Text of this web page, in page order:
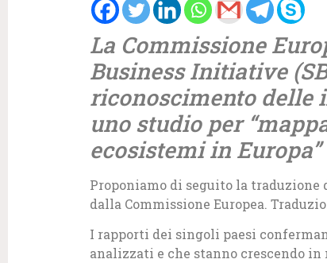
La Commissione
Business Initiative
riconoscimento delle
uno studio per
ecosistemi in Europa”
Proponiamo di seguito la traduzione
dalla Commissione Europea.
I rapporti dei singoli paesi
analizzati e che stanno crescendo